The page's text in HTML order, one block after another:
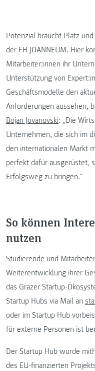
Potenzial braucht Platz
der FH JOANNEUM. Hier
Mitarbeiter:innen ihr
Unterstützung von
Geschäftsmodelle den
Anforderungen aussehen,
Bojan Jovanovski: „Die
Unternehmen, die sich im
den internationalen Markt
perfekt dafür ausgerüstet,
Erfolgsweg zu bringen.“
So können
nutzen
Studierende und
Weiterentwicklung ihrer
das Grazer Startup-
Startup Hubs via Mail an
oder im Startup Hub
für externe Personen ist
Der Startup Hub wurde
des EU-finanzierten